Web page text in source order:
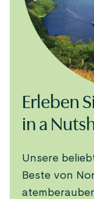
Erleben
in a
Unsere
Beste von